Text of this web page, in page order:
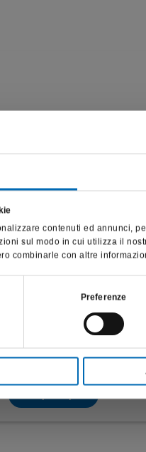
contenuti ed annunci,
sul modo in cui utilizza il
combinarle con altre
Preferenze
Lucidatura compositi a 2
€117,36
del paziente;
SONO